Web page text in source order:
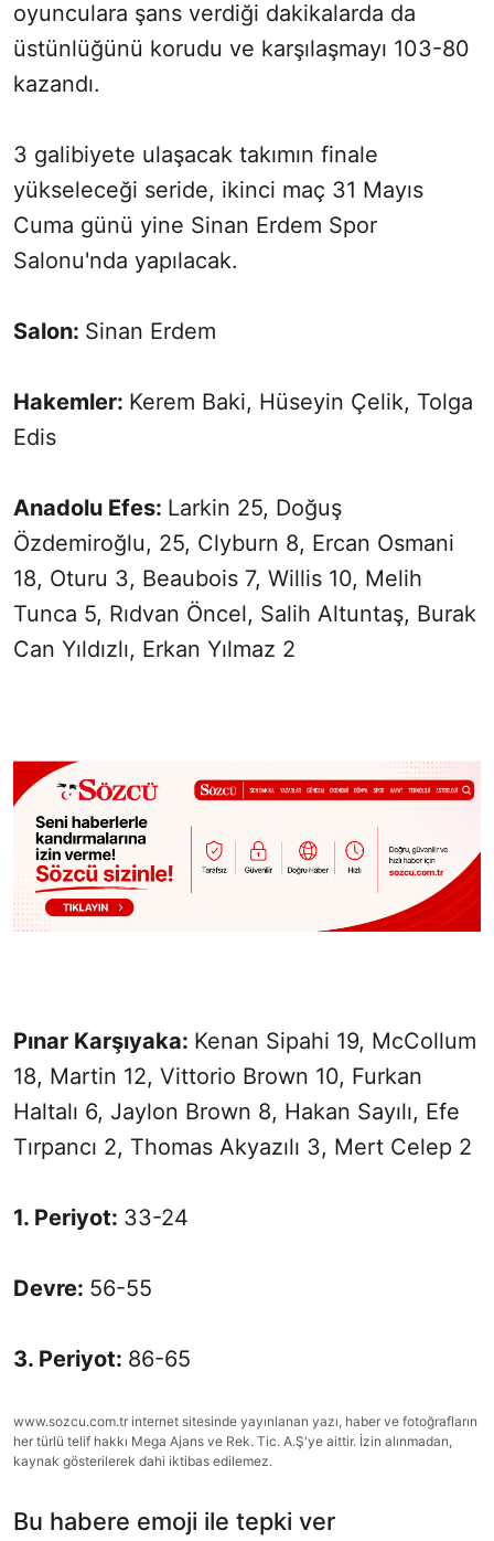
oyunculara şans verdiği dakikalarda da
üstünlüğünü korudu ve karşılaşmayı 103-80
kazandı.
3 galibiyete ulaşacak takımın finale
yükseleceği seride, ikinci maç 31 Mayıs
Cuma günü yine Sinan Erdem Spor
Salonu'nda yapılacak.
Salon: Sinan Erdem
Hakemler: Kerem Baki, Hüseyin Çelik, Tolga
Edis
Anadolu Efes: Larkin 25, Doğuş
Özdemiroğlu, 25, Clyburn 8, Ercan Osmani
18, Oturu 3, Beaubois 7, Willis 10, Melih
Tunca 5, Rıdvan Öncel, Salih Altuntaş, Burak
Can Yıldızlı, Erkan Yılmaz 2
Pınar Karşıyaka: Kenan Sipahi 19, McCollum
18, Martin 12, Vittorio Brown 10, Furkan
Haltalı 6, Jaylon Brown 8, Hakan Sayılı, Efe
Tırpancı 2, Thomas Akyazılı 3, Mert Celep 2
1. Periyot: 33-24
Devre: 56-55
3. Periyot: 86-65
www.sozcu.com.tr internet sitesinde yayınlanan yazı, haber ve fotoğrafların
her türlü telif hakkı Mega Ajans ve Rek. Tic. A.Ş'ye aittir. İzin alınmadan,
kaynak gösterilerek dahi iktibas edilemez.
Bu habere emoji ile tepki ver